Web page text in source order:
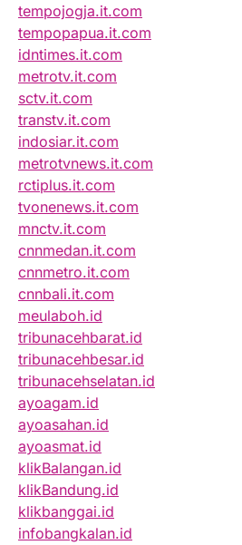
tempojogja.it.com
tempopapua.it.com
idntimes.it.com
metrotv.it.com
sctv.it.com
transtv.it.com
indosiar.it.com
metrotvnews.it.com
rctiplus.it.com
tvonenews.it.com
mnctv.it.com
cnnmedan.it.com
cnnmetro.it.com
cnnbali.it.com
meulaboh.id
tribunacehbarat.id
tribunacehbesar.id
tribunacehselatan.id
ayoagam.id
ayoasahan.id
ayoasmat.id
klikBalangan.id
klikBandung.id
klikbanggai.id
infobangkalan.id